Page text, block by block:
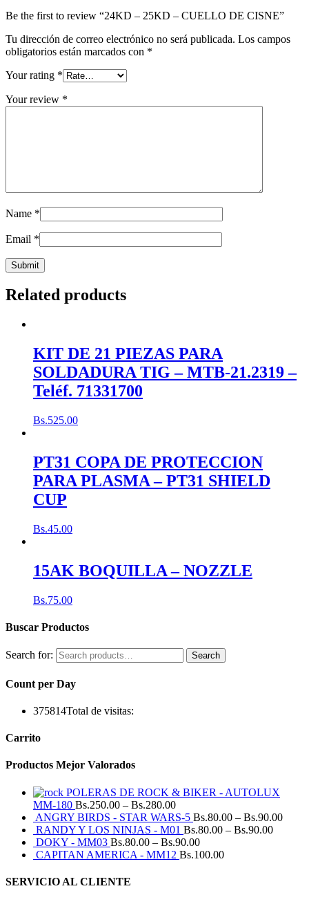
Be the first to review “24KD – 25KD – CUELLO DE CISNE”
Tu dirección de correo electrónico no será publicada. Los campos
obligatorios están marcados con *
Your rating *
Your review *
Name *
Email *
Related products
KIT DE 21 PIEZAS PARA
SOLDADURA TIG – MTB-21.2319 –
Teléf. 71331700
Bs.525.00
PT31 COPA DE PROTECCION
PARA PLASMA – PT31 SHIELD
CUP
Bs.45.00
15AK BOQUILLA – NOZZLE
Bs.75.00
Buscar Productos
Search for: Search
Count per Day
375814Total de visitas:
Carrito
Productos Mejor Valorados
POLERAS DE ROCK & BIKER - AUTOLUX
MM-180 Bs.250.00 – Bs.280.00
ANGRY BIRDS - STAR WARS-5 Bs.80.00 – Bs.90.00
RANDY Y LOS NINJAS - M01 Bs.80.00 – Bs.90.00
DOKY - MM03 Bs.80.00 – Bs.90.00
CAPITAN AMERICA - MM12 Bs.100.00
SERVICIO AL CLIENTE